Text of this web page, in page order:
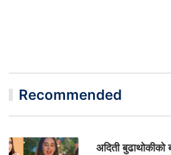
Recommended
अदिती